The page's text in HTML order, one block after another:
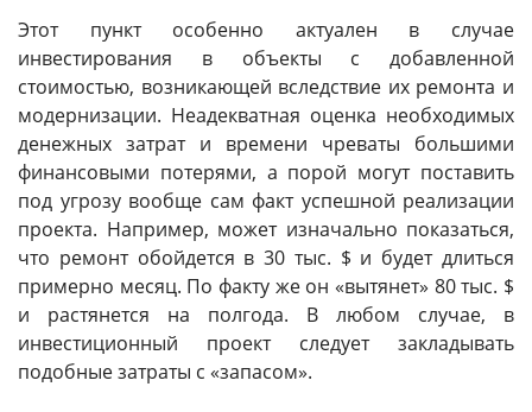
Этот пункт особенно актуален в случае
инвестирования в объекты с добавленной
стоимостью, возникающей вследствие их ремонта и
модернизации. Неадекватная оценка необходимых
денежных затрат и времени чреваты большими
финансовыми потерями, а порой могут поставить
под угрозу вообще сам факт успешной реализации
проекта. Например, может изначально показаться,
что ремонт обойдется в 30 тыс. $ и будет длиться
примерно месяц. По факту же он «вытянет» 80 тыс. $
и растянется на полгода. В любом случае, в
инвестиционный проект следует закладывать
подобные затраты с «запасом».